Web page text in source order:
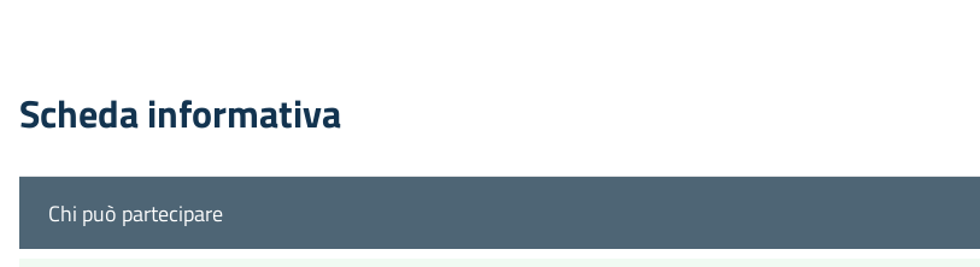
Scheda informativa
Chi può partecipare